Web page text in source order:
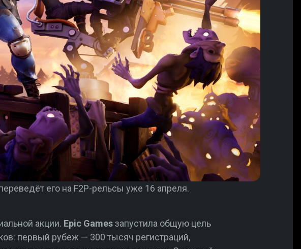
его на F2P-рельсы уже 16 апреля.
акции. Epic Gamesзапустила общую цель
первый рубеж — 300 тысяч регистраций,